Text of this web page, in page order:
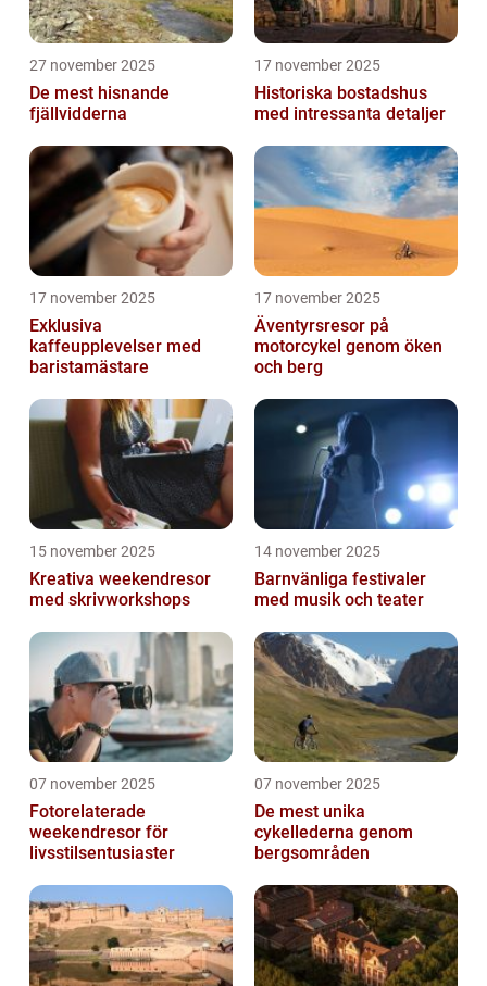
27 november 2025
De mest hisnande
fjällvidderna
17 november 2025
Historiska bostadshus
med intressanta detaljer
17 november 2025
Exklusiva
kaffeupplevelser med
baristamästare
17 november 2025
Äventyrsresor på
motorcykel genom öken
och berg
15 november 2025
Kreativa weekendresor
med skrivworkshops
14 november 2025
Barnvänliga festivaler
med musik och teater
07 november 2025
Fotorelaterade
weekendresor för
livsstilsentusiaster
07 november 2025
De mest unika
cykellederna genom
bergsområden